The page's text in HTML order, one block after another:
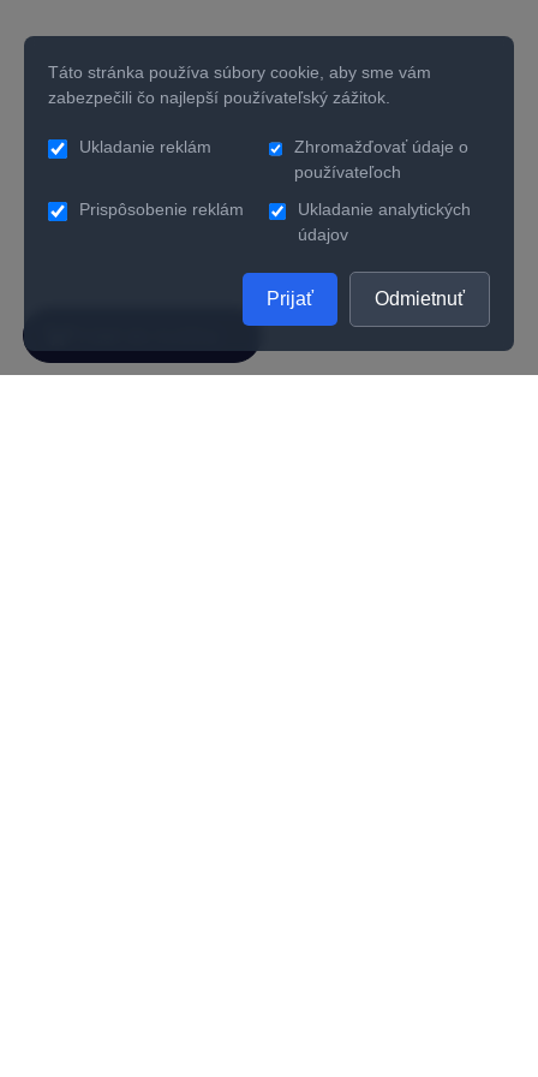
Táto stránka používa súbory cookie, aby sme vám
zabezpečili čo najlepší používateľský zážitok.
Ukladanie reklám
Zhromažďovať údaje o
používateľoch
Prispôsobenie reklám
Ukladanie analytických
údajov
Prijať Odmietnuť